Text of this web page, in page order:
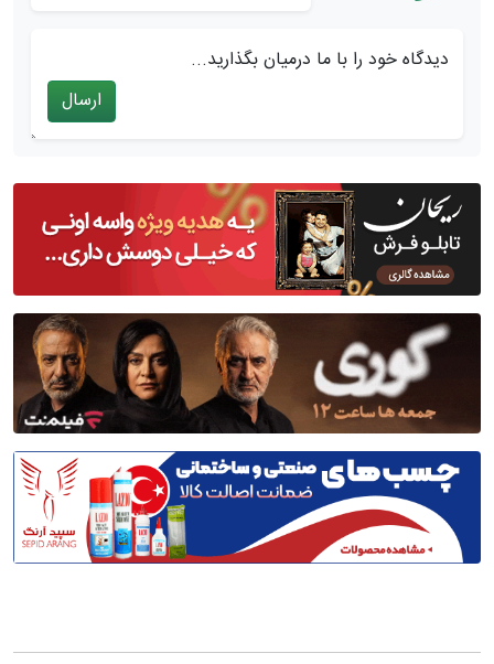
دیدگاه خود را با ما درمیان بگذارید...
ارسال